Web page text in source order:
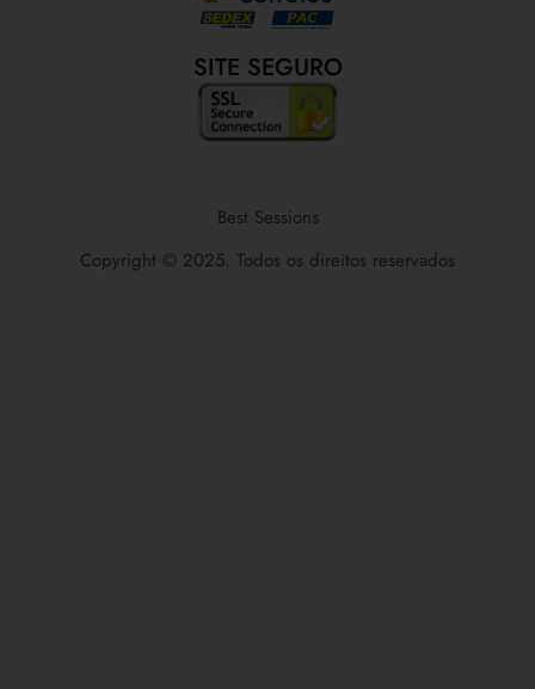
SITE SEGURO
Best Sessions
Copyright © 2025. Todos os direitos reservados